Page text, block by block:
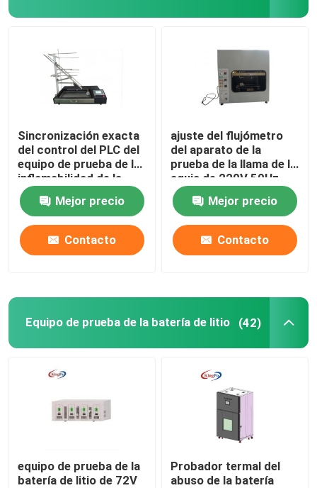
cámaras de la prueba ambiental
Indicadores de prueba
Sincronización exacta
del control del PLC del
equipo de prueba de la
inflamabilidad de la
combustión
Mejor precio
Contacto
ajuste del flujómetro
del aparato de la
prueba de la llama de la
aguja de 220V 50Hz
Ф0.9mm
Mejor precio
Contacto
Equipo de prueba de la batería de litio (42)
equipo de prueba de la
batería de litio de 72V
Probador termal del
abuso de la batería